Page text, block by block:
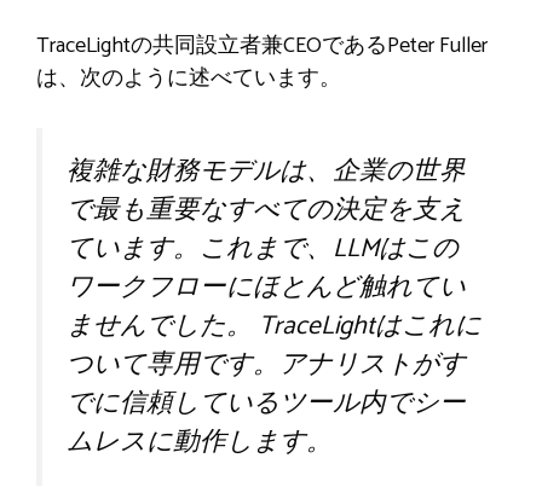
TraceLightの共同設立者兼CEOであるPeter Fuller
は、次のように述べています。
複雑な財務モデルは、企業の世界
で最も重要なすべての決定を支え
ています。これまで、LLMはこの
ワークフローにほとんど触れてい
ませんでした。 TraceLightはこれに
ついて専用です。アナリストがす
でに信頼しているツール内でシー
ムレスに動作します。